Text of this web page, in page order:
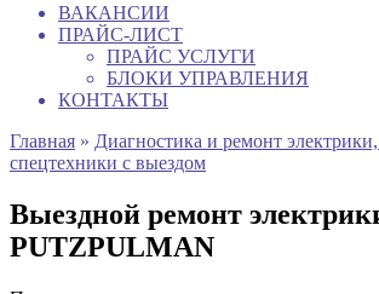
ВАКАНСИИ
ПРАЙС-ЛИСТ
ПРАЙС УСЛУГИ
БЛОКИ УПРАВЛЕНИЯ
КОНТАКТЫ
Главная » Диагностика и ремонт
спецтехники с выездом
Выездной ремонт
PUTZPULMAN